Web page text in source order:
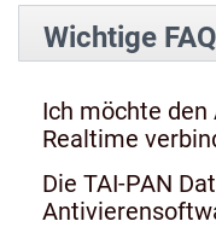
Wichtige
Ich möchte den
Realtime
Die TAI-PAN